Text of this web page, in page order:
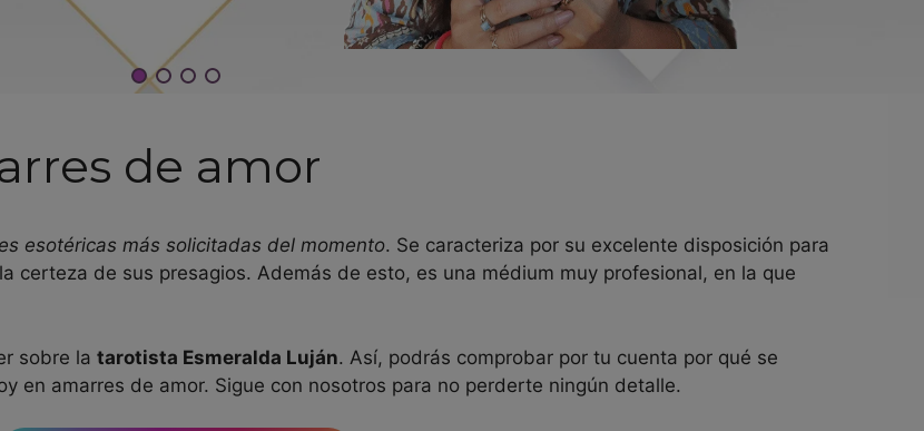
de amor
esotéricas más solicitadas del momento. Se caracteriza por su excelente disposición para
certeza de sus presagios. Además de esto, es una médium muy profesional, en la que
sobre la tarotista Esmeralda Luján. Así, podrás comprobar por tu cuenta por qué se
en amarres de amor. Sigue con nosotros para no perderte ningún detalle.